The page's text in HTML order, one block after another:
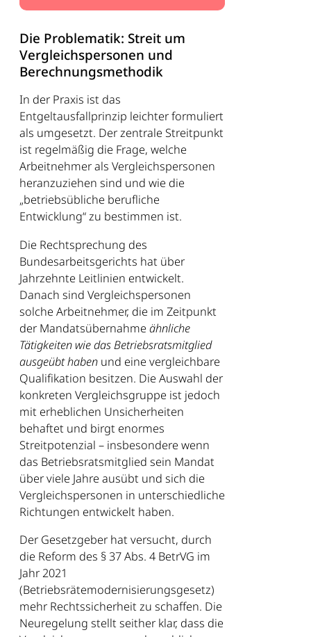
Die Problematik: Streit um
Vergleichspersonen und
Berechnungsmethodik
In der Praxis ist das
Entgeltausfallprinzip leichter formuliert
als umgesetzt. Der zentrale Streitpunkt
ist regelmäßig die Frage, welche
Arbeitnehmer als Vergleichspersonen
heranzuziehen sind und wie die
„betriebsübliche berufliche
Entwicklung“ zu bestimmen ist.
Die Rechtsprechung des
Bundesarbeitsgerichts hat über
Jahrzehnte Leitlinien entwickelt.
Danach sind Vergleichspersonen
solche Arbeitnehmer, die im Zeitpunkt
der Mandatsübernahme ähnliche
Tätigkeiten wie das Betriebsratsmitglied
ausgeübt haben und eine vergleichbare
Qualifikation besitzen. Die Auswahl der
konkreten Vergleichsgruppe ist jedoch
mit erheblichen Unsicherheiten
behaftet und birgt enormes
Streitpotenzial – insbesondere wenn
das Betriebsratsmitglied sein Mandat
über viele Jahre ausübt und sich die
Vergleichspersonen in unterschiedliche
Richtungen entwickelt haben.
Der Gesetzgeber hat versucht, durch
die Reform des § 37 Abs. 4 BetrVG im
Jahr 2021
(Betriebsrätemodernisierungsgesetz)
mehr Rechtssicherheit zu schaffen. Die
Neuregelung stellt seither klar, dass die